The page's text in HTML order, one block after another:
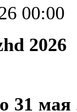
00:00
31 мая